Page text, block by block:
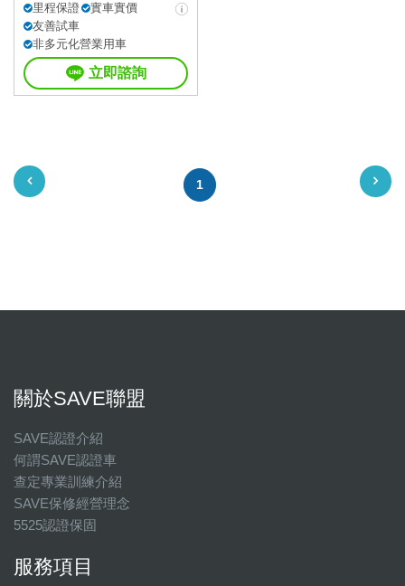
里程保證
實車實價
友善試車
非多元化營業用車
立即諮詢
1
關於SAVE聯盟
SAVE認證介紹
何謂SAVE認證車
查定專業訓練介紹
SAVE保修經營理念
5525認證保固
服務項目